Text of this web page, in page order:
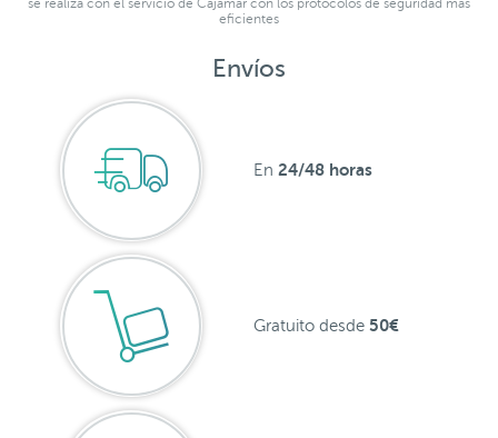
eficientes
Envíos
En 24/48 horas
Gratuito desde 50€